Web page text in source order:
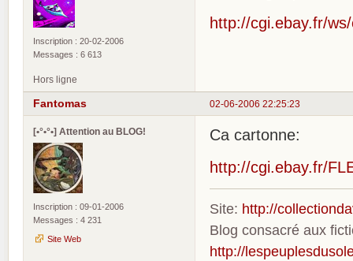
Inscription : 20-02-2006
Messages : 6 613
http://cgi.ebay.fr/
Hors ligne
02-06-2006 22:25:23
Fantomas
[•°•°•] Attention au BLOG!
Inscription : 09-01-2006
Messages : 4 231
Site Web
Ca cartonne:
http://cgi.ebay.fr/
Site: http://
Blog consacré aux
http://